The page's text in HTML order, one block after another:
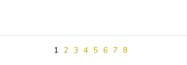
1 2 3 4 5 6 7 8